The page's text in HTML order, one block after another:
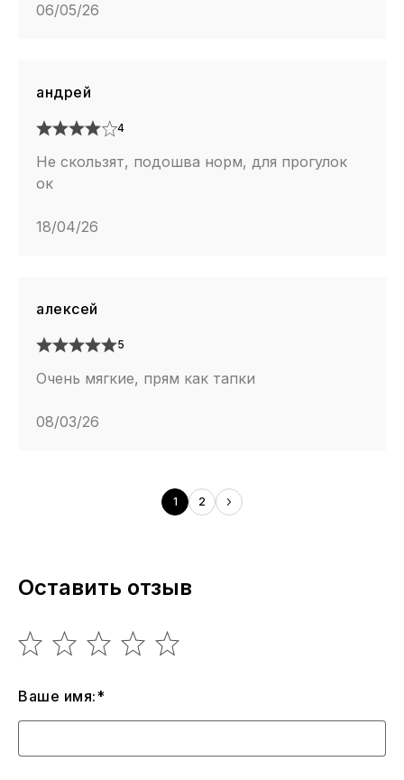
06/05/26
андрей
4
Не скользят, подошва норм, для прогулок
ок
18/04/26
алексей
5
Очень мягкие, прям как тапки
08/03/26
1 2
Оставить отзыв
Ваше имя:*